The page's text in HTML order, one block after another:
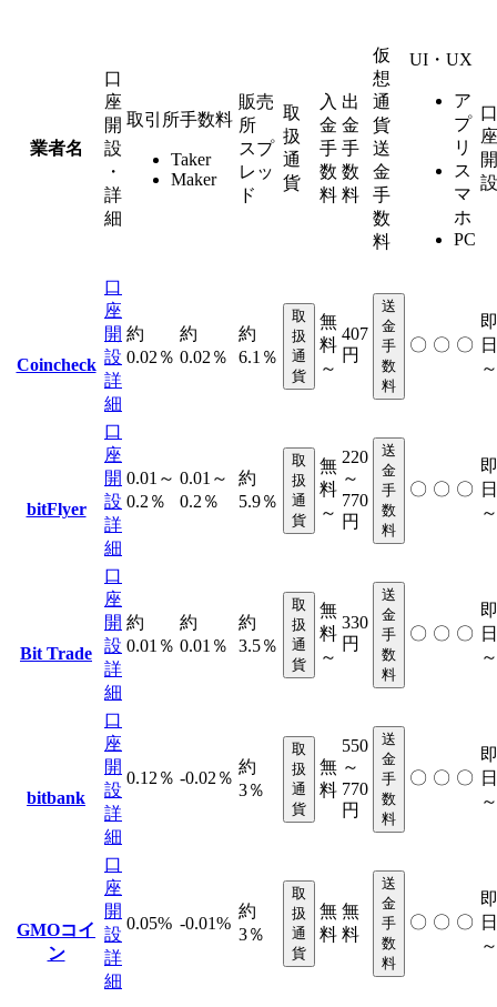
業者名
口
座
開
設
・
詳
細
取引所手数料
Taker
Maker
販売
所
スプ
レッ
ド
取
扱
通
貨
入
金
手
数
料
出
金
手
数
料
仮
想
通
貨
送
金
手
数
料
UI・UX
ア
プ
リ
ス
マ
ホ
PC
口
座
開
設
Coincheck
口
座
開
設
詳
細
約
0.02％
約
0.02％
約
6.1％
取
扱
通
貨
無
料
～
407
円
送
金
手
数
料
〇 〇 〇
即
日
～
bitFlyer
口
座
開
設
詳
細
0.01～
0.2％
0.01～
0.2％
約
5.9％
取
扱
通
貨
無
料
～
220
～
770
円
送
金
手
数
料
〇 〇 〇
即
日
～
Bit Trade
口
座
開
設
詳
細
約
0.01％
約
0.01％
約
3.5％
取
扱
通
貨
無
料
～
330
円
送
金
手
数
料
〇 〇 〇
即
日
～
bitbank
口
座
開
設
詳
細
0.12％ -0.02％
約
3％
取
扱
通
貨
無
料
550
～
770
円
送
金
手
数
料
〇 〇 〇
即
日
～
GMOコイ
ン
口
座
開
設
詳
細
0.05% -0.01%
約
3％
取
扱
通
貨
無
料
無
料
送
金
手
数
料
〇 〇 〇
即
日
～